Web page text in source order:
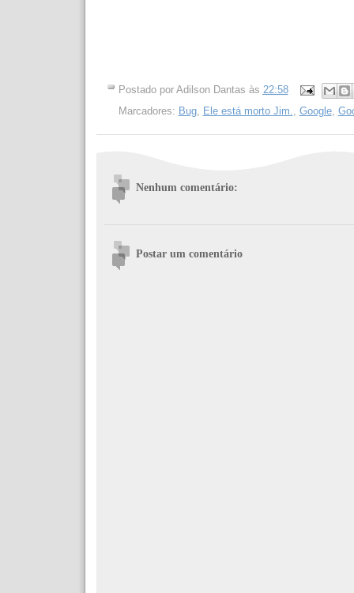
Postado por Adilson Dantas às 22:58
Marcadores: Bug, Ele está morto Jim. Google,
Nenhum comentário:
Postar um comentário